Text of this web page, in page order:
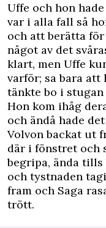
Uffe och hon
var i alla fall så
och att berätta
något av det
klart, men Uffe
varför; sa bara att
tänkte bo i
Hon kom ihåg
och ändå hade
Volvon backat ut
där i fönstret och
begripa, ända
och tystnaden
fram och Saga
trött.